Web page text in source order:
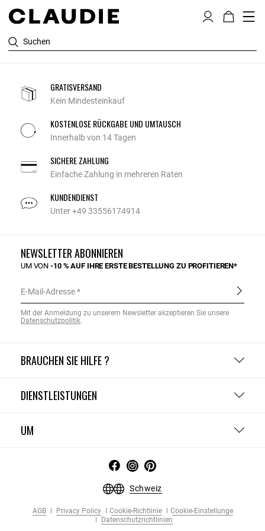
Suchen
GRATISVERSAND
Kein Mindesteinkauf
KOSTENLOSE RÜCKGABE UND UMTAUSCH
Innerhalb von 14 Tagen
SICHERE ZAHLUNG
Einfache Zahlung in mehreren Raten
KUNDENDIENST
Unter +49 33556174914
BRAUCHEN SIE HILFE ?
DIENSTLEISTUNGEN
UM
NEWSLETTER ABONNIEREN
UM VON-10 % AUF IHRE ERSTE BESTELLUNG ZU PROFITIEREN*
E-Mail-Adresse
Mit der Anmeldung zu unserem Newsletter akzeptieren Sie unsere
Datenschutzpolitik.
Schweiz
AGB Privacy Policy Cookie-Richtlinie
Cookie-Einstellunge
Datenschutzrichtlinien